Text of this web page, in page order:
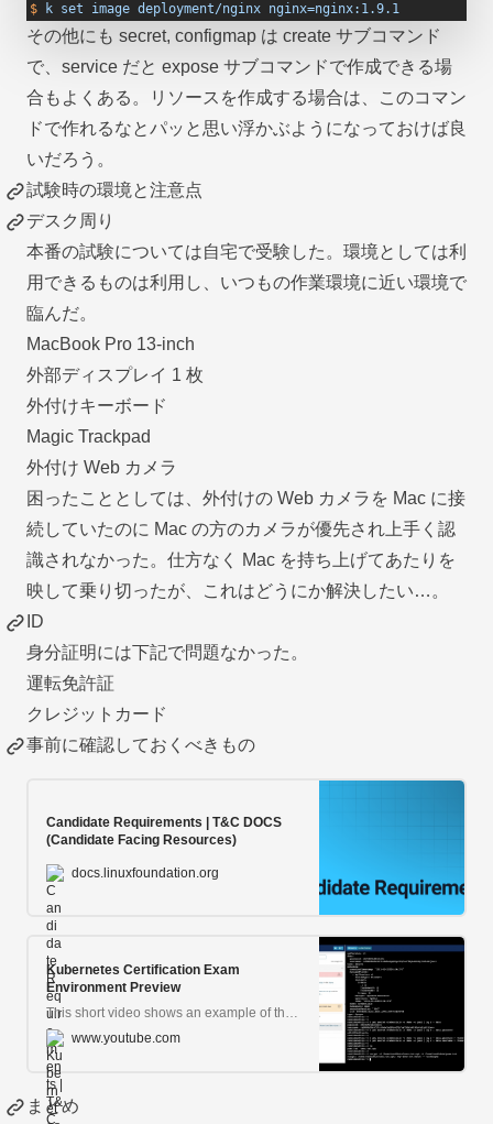
$ k set image deployment/nginx nginx=nginx:1.9.1
その他にも secret, configmap は create サブコマンド
で、service だと expose サブコマンドで作成できる場
合もよくある。リソースを作成する場合は、このコマン
ドで作れるなとパッと思い浮かぶようになっておけば良
いだろう。
試験時の環境と注意点
デスク周り
本番の試験については自宅で受験した。環境としては利
用できるものは利用し、いつもの作業環境に近い環境で
臨んだ。
MacBook Pro 13-inch
外部ディスプレイ 1 枚
外付けキーボード
Magic Trackpad
外付け Web カメラ
困ったこととしては、外付けの Web カメラを Mac に接
続していたのに Mac の方のカメラが優先され上手く認
識されなかった。仕方なく Mac を持ち上げてあたりを
映して乗り切ったが、これはどうにか解決したい…。
ID
身分証明には下記で問題なかった。
運転免許証
クレジットカード
事前に確認しておくべきもの
Candidate Requirements | T&C DOCS
(Candidate Facing Resources)
docs.linuxfoundation.org
Kubernetes Certification Exam
Environment Preview
This short video shows an example of the exam environment those sitting for a Kubernetes certification exam can expect to encounter. This particular example ...
www.youtube.com
まとめ